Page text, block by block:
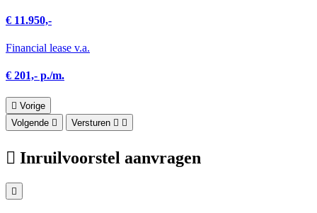
€ 11.950,-
Financial lease v.a.
€ 201,- p./m.
Vorige
Volgende
Versturen
Inruilvoorstel aanvragen